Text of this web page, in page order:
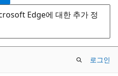
Edge에 대한 추가 정
로그인